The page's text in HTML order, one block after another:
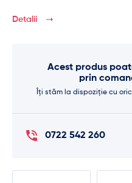
Detalii
Acest produs
prin
Îți stăm la dispoziție cu
0722 542 260